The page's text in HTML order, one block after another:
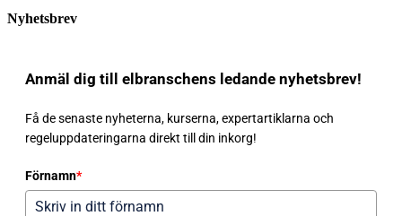
Nyhetsbrev
Anmäl dig till elbranschens ledande nyhetsbrev!
Få de senaste nyheterna, kurserna, expertartiklarna och
regeluppdateringarna direkt till din inkorg!
Förnamn*